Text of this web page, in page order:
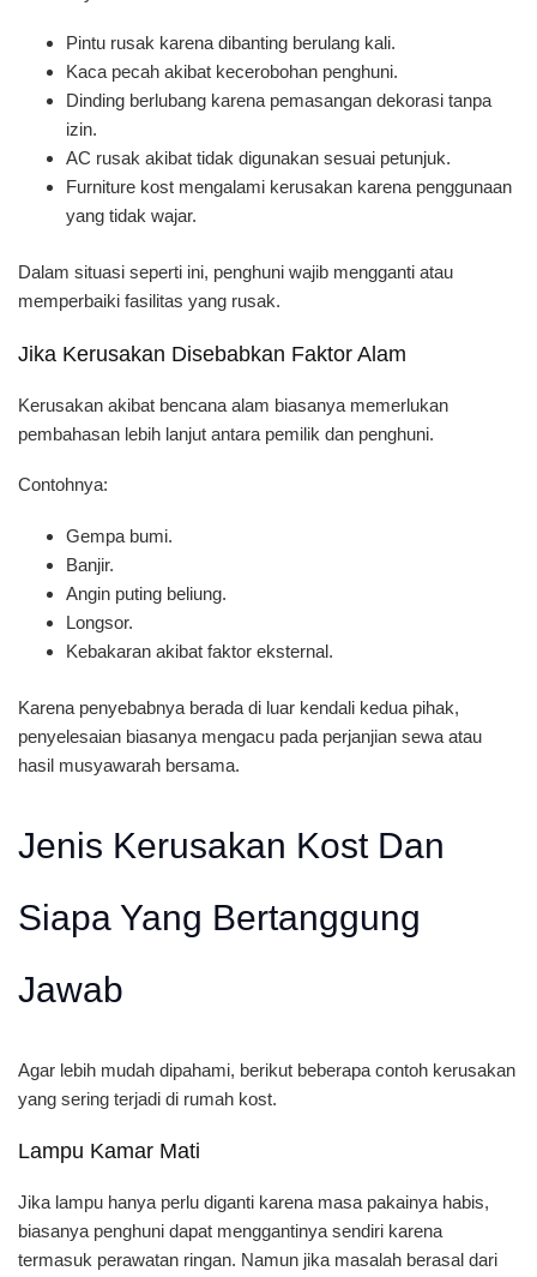
Pintu rusak karena dibanting berulang kali.
Kaca pecah akibat kecerobohan penghuni.
Dinding berlubang karena pemasangan dekorasi tanpa
izin.
AC rusak akibat tidak digunakan sesuai petunjuk.
Furniture kost mengalami kerusakan karena penggunaan
yang tidak wajar.
Dalam situasi seperti ini, penghuni wajib mengganti atau
memperbaiki fasilitas yang rusak.
Jika Kerusakan Disebabkan Faktor Alam
Kerusakan akibat bencana alam biasanya memerlukan
pembahasan lebih lanjut antara pemilik dan penghuni.
Contohnya:
Gempa bumi.
Banjir.
Angin puting beliung.
Longsor.
Kebakaran akibat faktor eksternal.
Karena penyebabnya berada di luar kendali kedua pihak,
penyelesaian biasanya mengacu pada perjanjian sewa atau
hasil musyawarah bersama.
Jenis Kerusakan Kost Dan
Siapa Yang Bertanggung
Jawab
Agar lebih mudah dipahami, berikut beberapa contoh kerusakan
yang sering terjadi di rumah kost.
Lampu Kamar Mati
Jika lampu hanya perlu diganti karena masa pakainya habis,
biasanya penghuni dapat menggantinya sendiri karena
termasuk perawatan ringan. Namun jika masalah berasal dari